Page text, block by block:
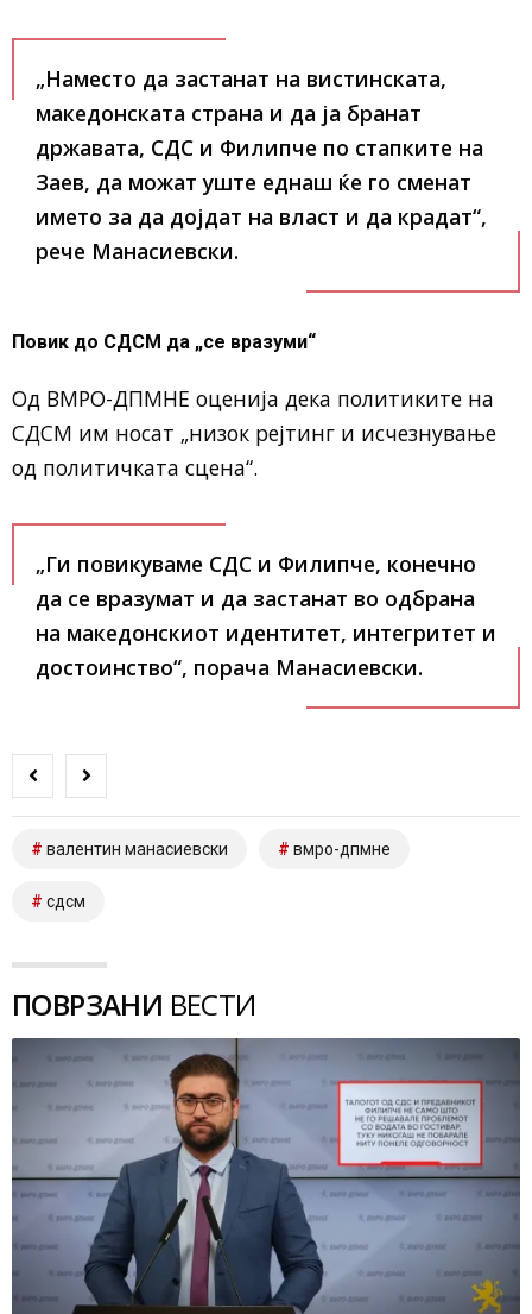
„Наместо да застанат на вистинската,
македонската страна и да ја бранат
државата, СДС и Филипче по стапките на
Заев, да можат уште еднаш ќе го сменат
името за да дојдат на власт и да крадат“,
рече Манасиевски.
Повик до СДСМ да „се вразуми“
Од ВМРО-ДПМНЕ оценија дека политиките на
СДСМ им носат „низок рејтинг и исчезнување
од политичката сцена“.
„Ги повикуваме СДС и Филипче, конечно
да се вразумат и да застанат во одбрана
на македонскиот идентитет, интегритет и
достоинство“, порача Манасиевски.
валентин манасиевски вмро-дпмне
сдсм
ПОВРЗАНИ ВЕСТИ